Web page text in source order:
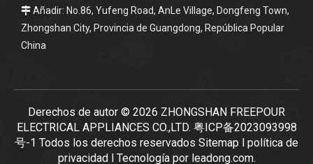
 Añadir: No.86, Yufeng Road, AnLe Village, Dongfeng Town,
Zhongshan City, Provincia de Guangdong, República Popular
China
Derechos de autor © 2026 ZHONGSHAN FREEPOUR
ELECTRICAL APPLIANCES CO.,LTD. 粤ICP备2023093998
号-1 Todos los derechos reservados Sitemap
política de
privacidad l Tecnología por leadong.com.